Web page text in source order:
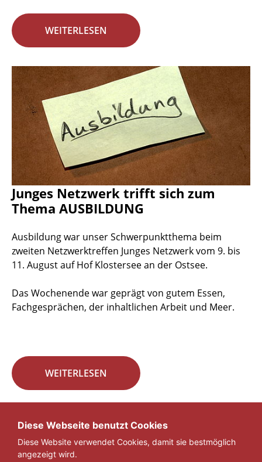
WEITERLESEN
Junges Netzwerk trifft sich zum
Thema AUSBILDUNG
Ausbildung war unser Schwerpunktthema beim
zweiten Netzwerktreffen Junges Netzwerk vom 9. bis
11. August auf Hof Klostersee an der Ostsee.
Das Wochenende war geprägt von gutem Essen,
Fachgesprächen, der inhaltlichen Arbeit und Meer.
WEITERLESEN
« 1 ... 23 24 25 ... 29 »
Diese Webseite benutzt Cookies
Diese Website verwendet Cookies, damit sie bestmöglich
angezeigt wird.